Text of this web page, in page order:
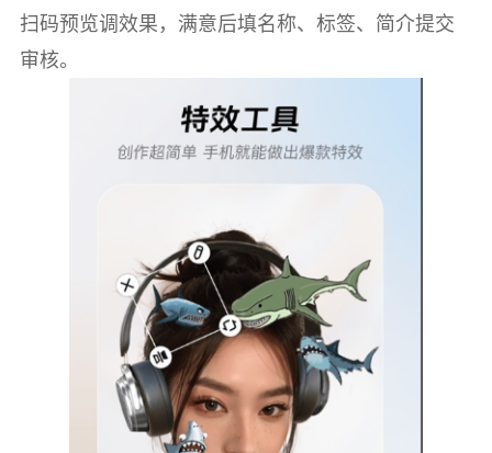
扫码预览调效果，满意后填名称、标签、简介提交
审核。